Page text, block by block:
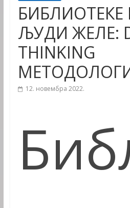
БИБЛИОТЕКЕ
ЉУДИ ЖЕЛЕ:
THINKING
12. новембра 2022.